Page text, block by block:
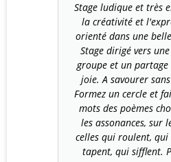
Stage ludique et très
la créativité et
orienté dans une
Stage dirigé vers
groupe et un partage
joie. A savourer
Formez un cercle et
mots des poèmes
les assonances, sur
celles qui roulent,
tapent, qui sifflent.